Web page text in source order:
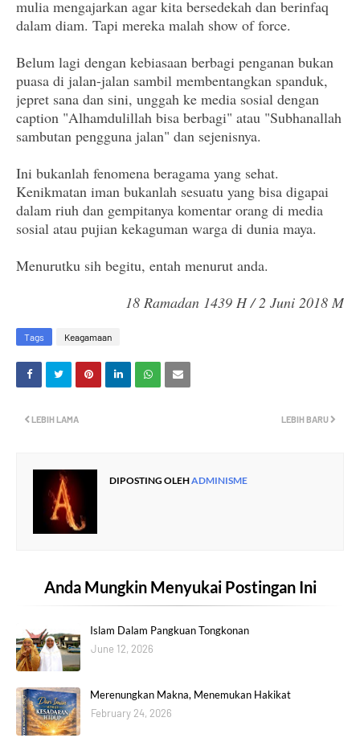
mulia mengajarkan agar kita bersedekah dan berinfaq
dalam diam. Tapi mereka malah show of force.
Belum lagi dengan kebiasaan berbagi penganan bukan
puasa di jalan-jalan sambil membentangkan spanduk,
jepret sana dan sini, unggah ke media sosial dengan
caption "Alhamdulillah bisa berbagi" atau "Subhanallah
sambutan pengguna jalan" dan sejenisnya.
Ini bukanlah fenomena beragama yang sehat.
Kenikmatan iman bukanlah sesuatu yang bisa digapai
dalam riuh dan gempitanya komentar orang di media
sosial atau pujian kekaguman warga di dunia maya.
Menurutku sih begitu, entah menurut anda.
18 Ramadan 1439 H / 2 Juni 2018 M
Tags Keagamaan
LEBIH BARU
LEBIH LAMA
DIPOSTING OLEHADMINISME
Anda Mungkin Menyukai Postingan Ini
Islam Dalam Pangkuan Tongkonan
June 12, 2026
Merenungkan Makna, Menemukan Hakikat
February 24, 2026